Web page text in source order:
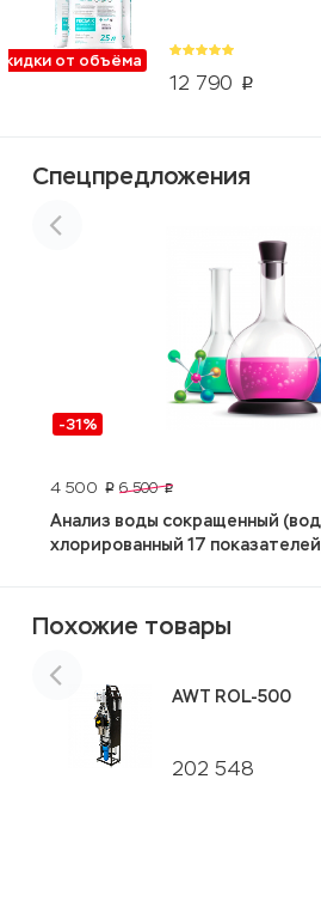
от объёма
12 790 p
Спецпредложения
-31%
4 500 p 6 500 p
Анализ воды сокращенный
хлорированный 17
Похожие товары
202 548
AWT ROL-500